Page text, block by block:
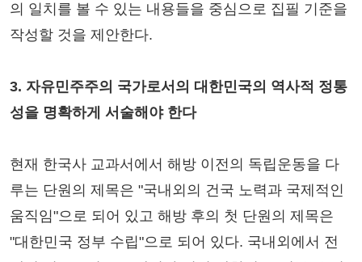
의 일치를 볼 수 있는 내용들을 중심으로 집필 기준을
작성할 것을 제안한다.
3. 자유민주주의 국가로서의 대한민국의 역사적 정통
성을 명확하게 서술해야 한다
현재 한국사 교과서에서 해방 이전의 독립운동을 다
루는 단원의 제목은 "국내외의 건국 노력과 국제적인
움직임"으로 되어 있고 해방 후의 첫 단원의 제목은
"대한민국 정부 수립"으로 되어 있다. 국내외에서 전